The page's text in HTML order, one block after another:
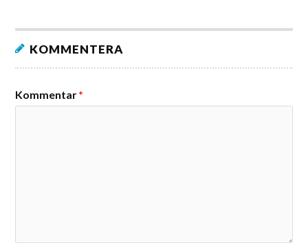
KOMMENTERA
Kommentar*